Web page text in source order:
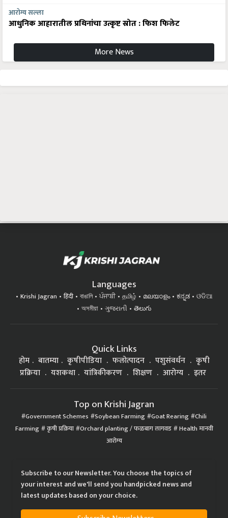
आरोग्य सल्ला
आधुनिक आहारातील प्रथिनांचा उत्कृष्ट स्रोत : फिश फिलेट
More News
Languages
Krishi Jagran हिंदी বাঙালি ਪੰਜਾਬੀ தமிழ் മലയാളം ಕನ್ನಡ
ଓଡିଆ
অসমীয়া
ગુજરાતી తెలుగు
Quick Links
होम बातम्या कृषीपीडिया फलोत्पादन पशुसंवर्धन
कृषी
प्रक्रिया
यशकथा यांत्रिकीकरण शिक्षण आरोग्य इतर
Top on Krishi Jagran
Government Schemes Soybean Farming Goat Rearing Chili
Farming कृषी प्रक्रिया Orchard planting / फळबाग लागवड Health मानवी
आरोग्य
Subscribe to our Newsletter. You choose the topics of
your interest and we'll send you handpicked news and
latest updates based on your choice.